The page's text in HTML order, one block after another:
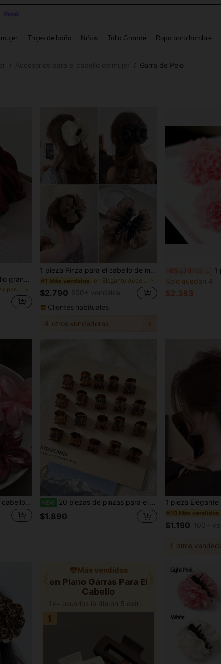
mujer Trajes de baño Niños Talla Grande Ropa para hombre
/ / Garra de Pelo
1 pieza Pinza para el cabello grande estilo bohemio con flor de rosa 3D seca color borgoña, elegante para uso diario y fiestas, accesorios para el cabello pinzas de garra de verano
en Flor Pinza para el pelo
1 pieza Pinza para el cabello de mujer, diseño coreano de flor grande de nicho, clip de agarre, volumen de cabello de verano, pinza grande para la parte trasera de la cabeza
#1 Más vendidos en Elegante Accesorios para el cabello de las muje
$2.790 900+ vendidos
Clientes habituales
4 otros vendedores
-8% ¡Últimos 2 días
1 pieza Pinza de pelo de tiburón grande con
Solo quedan 4
$2.383
6 piezas de pinzas para el cabello con degradado de colores de jacinto, estilo bohemio elegante para la parte trasera de la cabeza, adecuadas para fotos de vacaciones en la playa NEW 20 piezas de pinzas para el cabello con estampado de leopardo mini para mujer, pinzas para el cabello mini de carey vintage, pinzas pequeñas para el cabello para flequillo y cabello suelto, conjunto de accesorios versátiles y sencillos para el cabello lateral
$1.890 #10 Más vendidos
$1.190 100+
1 otros
Más vendidos
en Plano Garras Para El
Cabello